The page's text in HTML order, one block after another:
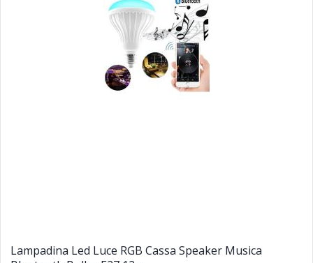
Lampadina Led Luce RGB Cassa Speaker Musica